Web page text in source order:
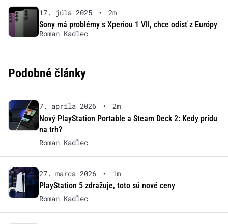
17. júla 2025 •
2m
Sony má problémy s Xperiou 1 VII, chce odísť z Európy
Roman Kadlec
Podobné články
7. apríla 2026 •
2m
Nový PlayStation Portable a Steam Deck 2: Kedy prídu
na trh?
Roman Kadlec
27. marca 2026 •
1m
PlayStation 5 zdražuje, toto sú nové ceny
Roman Kadlec